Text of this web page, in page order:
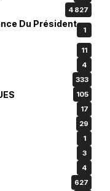
4 827
Du Président
1
11
4
333
105
17
29
1
3
4
627